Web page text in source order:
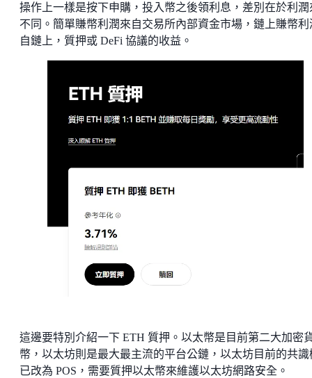
操作上一樣是按下申購，投入幣之後領利息，差別在於利潤
不同。簡單賺幣利潤來自交易所內部資金市場，鏈上賺幣利
自鏈上，質押或 DeFi 協議的收益。
這邊要特別介紹一下 ETH 質押。以太幣是目前第二大加密
幣，以太坊則是最大最主流的平台公鏈，以太坊目前的共識
已改為 POS，需要質押以太幣來維護以太坊網路安全。